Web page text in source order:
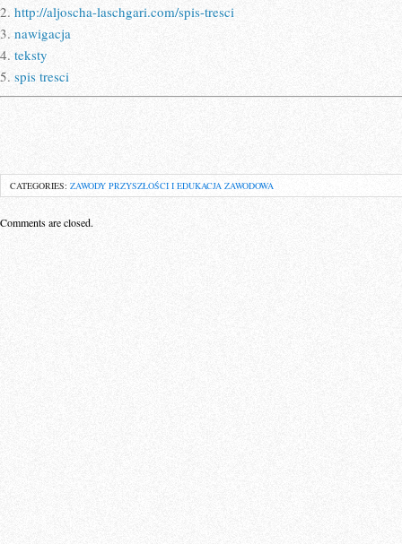
2. http://aljoscha-laschgari.com/spis-tresci
3. nawigacja
4. teksty
5. spis tresci
CATEGORIES: ZAWODY PRZYSZŁOŚCI I EDUKACJA ZAWODOWA
Comments are closed.